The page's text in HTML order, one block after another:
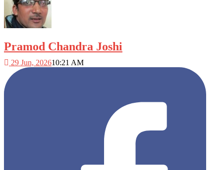
Pramod Chandra Joshi
29 Jun, 202610:21 AM